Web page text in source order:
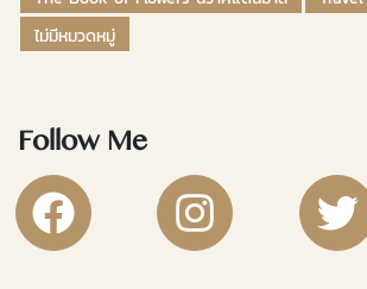
ไม่มีหมวดหมู่
Follow Me
RakDok Channel Facebook
RakDok Channel RakDok